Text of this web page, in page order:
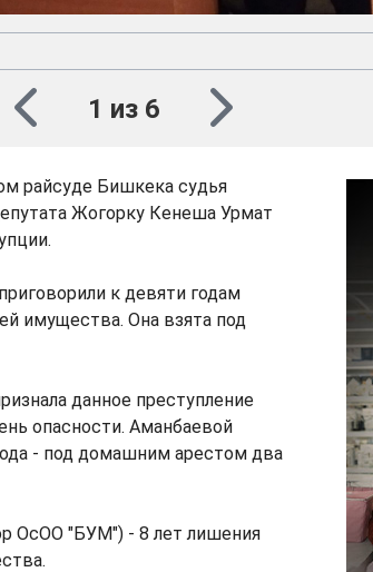
1 из 6
райсуде Бишкека судья
Жогорку Кенеша Урмат
к девяти годам
имущества. Она взята под
данное преступление
опасности. Аманбаевой
- под домашним арестом два
ОсОО "БУМ") - 8 лет лишения